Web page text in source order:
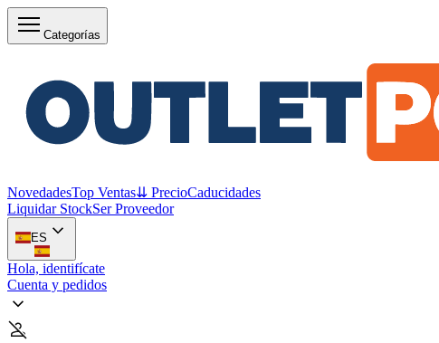
Categorías
NovedadesTop Ventas⇊ PrecioCaducidades
Liquidar StockSer Proveedor
ES
Hola, identifícate
Cuenta y pedidos